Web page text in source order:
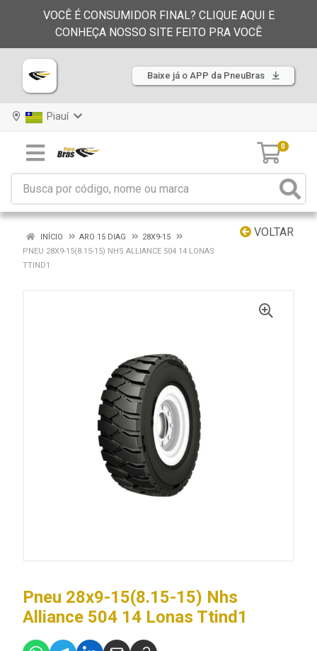
VOCÊ É CONSUMIDOR FINAL? CLIQUE AQUI E
CONHEÇA NOSSO SITE FEITO PRA VOCÊ
Baixe já o APP da PneuBras
Piauí
0
VOLTAR
INÍCIO ARO 15 DIAG
28X9-15
PNEU 28X9-15(8.15-15) NHS ALLIANCE 504 14 LONAS
TTIND1
Pneu 28x9-15(8.15-15) Nhs
Alliance 504 14 Lonas Ttind1